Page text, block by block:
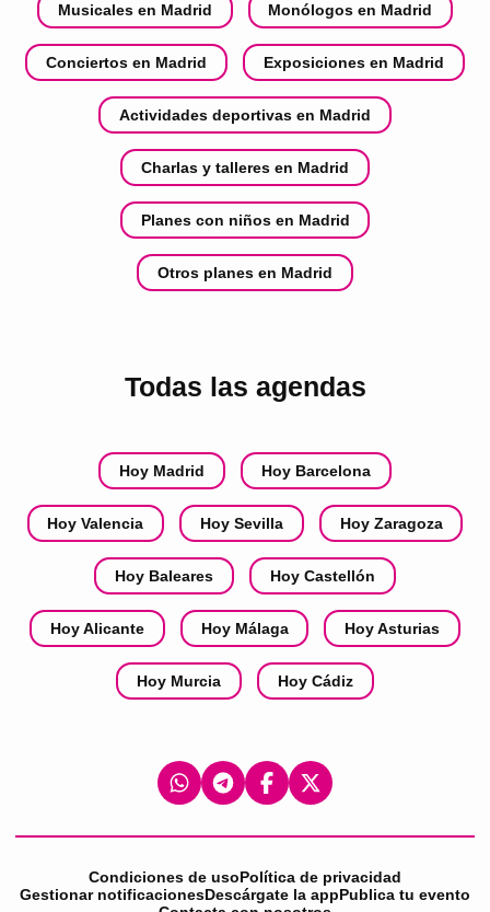
Musicales en Madrid Monólogos en Madrid
Conciertos en Madrid Exposiciones en Madrid
Actividades deportivas en Madrid
Charlas y talleres en Madrid
Planes con niños en Madrid
Otros planes en Madrid
Todas las agendas
Hoy Madrid Hoy Barcelona
Hoy Valencia Hoy Sevilla Hoy Zaragoza
Hoy Baleares Hoy Castellón
Hoy Alicante Hoy Málaga Hoy Asturias
Hoy Murcia Hoy Cádiz
Condiciones de usoPolítica de privacidad
Gestionar notificacionesDescárgate la appPublica tu evento